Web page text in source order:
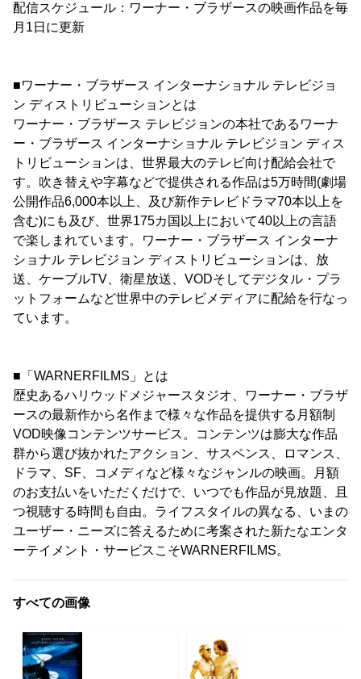
配信スケジュール：ワーナー・ブラザースの映画作品を毎
月1日に更新
■ワーナー・ブラザース インターナショナル テレビジョ
ン ディストリビューションとは
ワーナー・ブラザース テレビジョンの本社であるワーナ
ー・ブラザース インターナショナル テレビジョン ディス
トリビューションは、世界最大のテレビ向け配給会社で
す。吹き替えや字幕などで提供される作品は5万時間(劇場
公開作品6,000本以上、及び新作テレビドラマ70本以上を
含む)にも及び、世界175カ国以上において40以上の言語
で楽しまれています。ワーナー・ブラザース インターナ
ショナル テレビジョン ディストリビューションは、放
送、ケーブルTV、衛星放送、VODそしてデジタル・プラ
ットフォームなど世界中のテレビメディアに配給を行なっ
ています。
■「WARNERFILMS」とは
歴史あるハリウッドメジャースタジオ、ワーナー・ブラザ
ースの最新作から名作まで様々な作品を提供する月額制
VOD映像コンテンツサービス。コンテンツは膨大な作品
群から選び抜かれたアクション、サスペンス、ロマンス、
ドラマ、SF、コメディなど様々なジャンルの映画。月額
のお支払いをいただくだけで、いつでも作品が見放題、且
つ視聴する時間も自由。ライフスタイルの異なる、いまの
ユーザー・ニーズに答えるために考案された新たなエンタ
ーテイメント・サービスこそWARNERFILMS。
すべての画像